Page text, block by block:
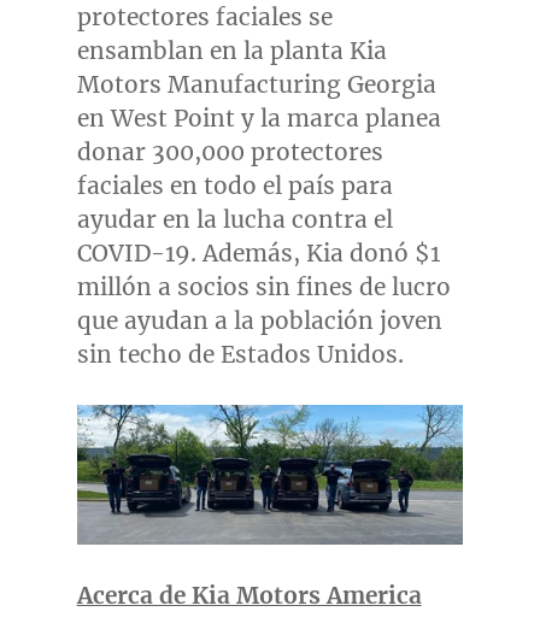
protectores faciales se
ensamblan en la planta Kia
Motors Manufacturing Georgia
enWest Point y la marca planea
donar 300,000 protectores
faciales en todo el país para
ayudar en la lucha contra el
COVID-19. Además, Kia donó $1
millón a socios sin fines de lucro
que ayudan a la población joven
sin techo de Estados Unidos.
Acerca de Kia Motors America